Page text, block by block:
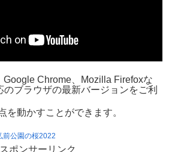
Google Chrome、Mozilla Firefoxな
のブラウザの最新バージョンをご利
を動かすことができます。
前公園の桜2022
スポンサーリンク